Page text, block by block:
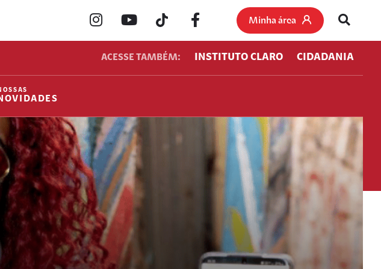
Minha área
ACESSE TAMBÉM: INSTITUTO CLARO CIDADANIA